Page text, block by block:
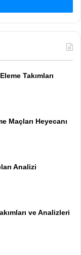
Takımları
Maçları Heyecanı
Analizi
ve Analizleri